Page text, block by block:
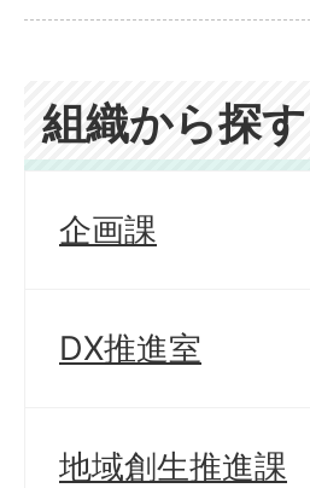
組織から探す
企画課
DX推進室
地域創生推進課